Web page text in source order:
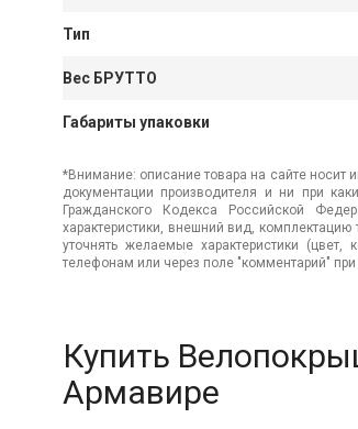
Тип
Вес БРУТТО
Габариты упаковки
*Внимание: описание товара на сайте носит
документации производителя и ни при
Гражданского Кодекса Российской
характеристики, внешний вид,
уточнять желаемые характеристики
телефонам или через поле "комментарий"
Купить
Армавире